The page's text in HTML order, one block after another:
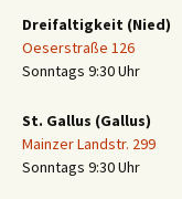
Dreifaltigkeit (Nied)
Oeserstraße 126
Sonntags 9:30 Uhr
St. Gallus (Gallus)
Mainzer Landstr. 299
Sonntags 9:30 Uhr